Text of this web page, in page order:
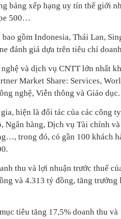
bảng xếp hạng uy tín thế giới
500…
gồm Indonesia, Thái Lan,
đánh giá dựa trên tiêu chí
và dịch vụ CNTT lớn nhất
Market Share: Services,
nghệ, Viễn thông và Giáo dục.
hiện là đối tác của các công
Ngân hàng, Dịch vụ Tài chính và
trong đó, có gần 100 khách
thu và lợi nhuận trước thuế
và 4.313 tỷ đồng, tăng trưởng
tiêu tăng 17,5% doanh thu